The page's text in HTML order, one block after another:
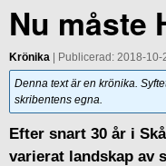
Nu måste
Krönika | Publicerad: 2018-10-
Denna text är en krönika.
skribentens egna.
Efter snart 30 år i
varierat landskap av